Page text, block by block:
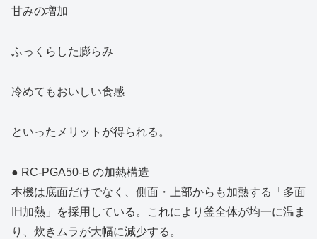
甘みの増加
ふっくらした膨らみ
冷めてもおいしい食感
といったメリットが得られる。
● RC‑PGA50‑B の加熱構造
本機は底面だけでなく、側面・上部からも加熱する「多面
IH加熱」を採用している。これにより釜全体が均一に温ま
り、炊きムラが大幅に減少する。